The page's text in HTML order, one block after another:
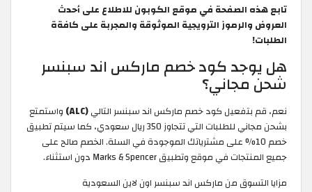
تابع هذه الصفحة في موقع الكوبون للاطلاع على أحدث
العروض والرموز الترويجية الموثوقة والمجربة على كافةة
الطلبات!
هل يوجد كود خصم ماركس اند سبنسر
شحن مجاني؟
نعم، قم بتفعيل كود خصم ماركس اند سبنسر التالي(ALC)
واستمتع
بشحن مجاني للطلبات التي تتجاوز 350 ريال سعودي، كما سيتم تطبيق
خصم 10% على مشترياتك الموجودة في السلة. الخصم صالح على
جميع المنتجات في موقع وتطبيق Marks & Spencer دون استثناء.
مزايا التسوق من ماركس اند سبنسر اون لاين السعودية